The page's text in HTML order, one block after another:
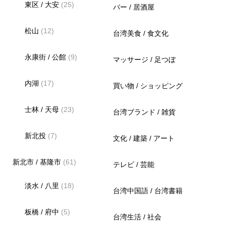
東区 / 大安 (25)
松山 (12)
永康街 / 公館 (9)
内湖 (17)
士林 / 天母 (23)
新北投 (7)
新北市 / 基隆市(61)
淡水 / 八里 (18)
板橋 / 府中 (5)
バー / 居酒屋
台湾美食 / 食文化
マッサージ / 足つぼ
買い物 / ショッピング
台湾ブランド / 雑貨
文化 / 建築 / アート
テレビ / 芸能
台湾中国語 / 台湾書籍
台湾生活 / 社会